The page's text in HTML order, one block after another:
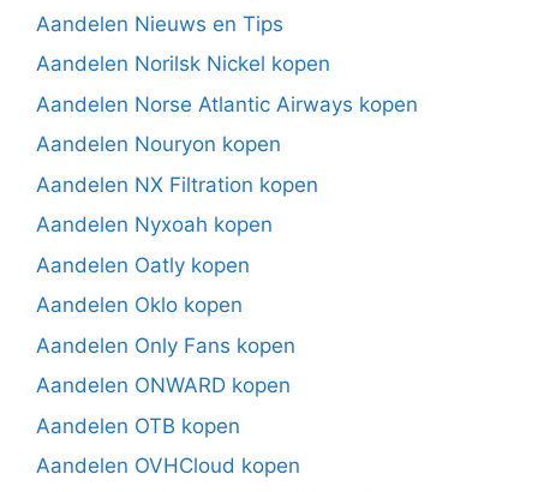
Aandelen Nieuws en Tips
Aandelen Norilsk Nickel kopen
Aandelen Norse Atlantic Airways kopen
Aandelen Nouryon kopen
Aandelen NX Filtration kopen
Aandelen Nyxoah kopen
Aandelen Oatly kopen
Aandelen Oklo kopen
Aandelen Only Fans kopen
Aandelen ONWARD kopen
Aandelen OTB kopen
Aandelen OVHCloud kopen